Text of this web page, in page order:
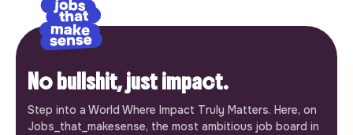
No bullshit, just impact.
Step into a World Where Impact Truly Matters. Here, on
Jobs_that_makesense, the most ambitious job board in